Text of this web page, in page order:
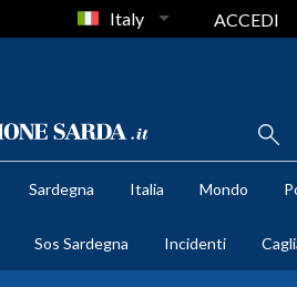
Italy ACCEDI
Sardegna Italia Mondo
Sos Sardegna Incidenti